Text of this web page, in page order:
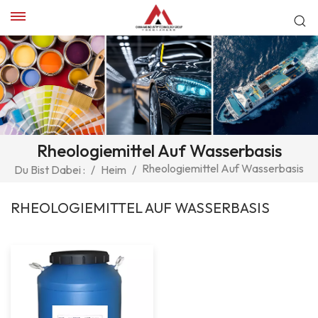
Rheologiemittel Auf Wasserbasis
Du Bist Dabei : / Heim / Rheologiemittel Auf Wasserbasis
RHEOLOGIEMITTEL AUF WASSERBASIS